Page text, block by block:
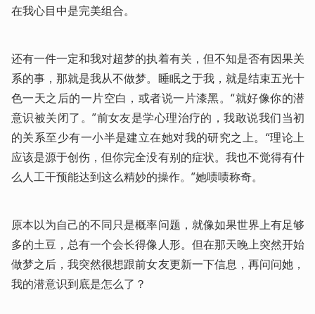
在我心目中是完美组合。
还有一件一定和我对超梦的执着有关，但不知是否有因果关
系的事，那就是我从不做梦。睡眠之于我，就是结束五光十
色一天之后的一片空白，或者说一片漆黑。“就好像你的潜
意识被关闭了。”前女友是学心理治疗的，我敢说我们当初
的关系至少有一小半是建立在她对我的研究之上。“理论上
应该是源于创伤，但你完全没有别的症状。我也不觉得有什
么人工干预能达到这么精妙的操作。”她啧啧称奇。
原本以为自己的不同只是概率问题，就像如果世界上有足够
多的土豆，总有一个会长得像人形。但在那天晚上突然开始
做梦之后，我突然很想跟前女友更新一下信息，再问问她，
我的潜意识到底是怎么了？